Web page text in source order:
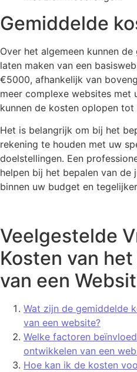
Gemiddelde
Over het algemeen kunnen
laten maken van een
€5000, afhankelijk van
meer complexe websites
kunnen de kosten oplopen tot
Het is belangrijk om bij het
rekening te houden met uw
doelstellingen. Een
helpen bij het bepalen van de
binnen uw budget en
Veelgestelde
Kosten van
van een
Wat zijn de gemiddelde
van een website?
Welke factoren
ontwikkelen van een
Hoe kan ik de kosten